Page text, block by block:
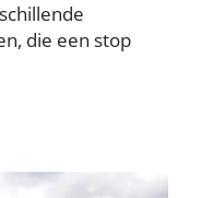
die een stop